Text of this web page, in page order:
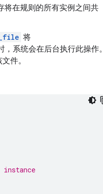
将在规则的所有实例之间共
将
系统会在后台执行此操作。
件。